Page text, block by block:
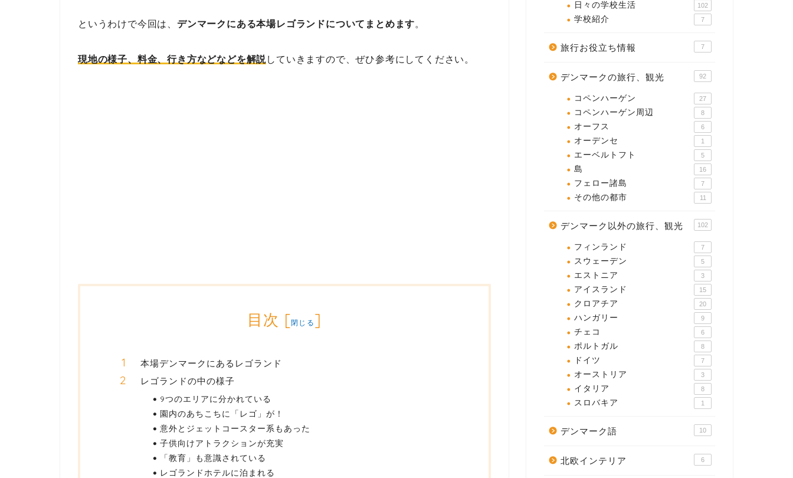
というわけで今回は、 デンマークにある本場レゴランドについてまとめます。
現地の様子、料金、行き方などなどを解説していきますので、ぜひ参考にしてください。
目次 [閉じる ]
本場デンマークにあるレゴランド
レゴランドの中の様子
9つのエリアに分かれている
園内のあちこちに「レゴ」が！
意外とジェットコースター系もあった
子供向けアトラクションが充実
「教育」も意識されている
レゴランドホテルに泊まれる
日々の学校生活 102
学校紹介 7
旅行お役立ち情報 7
デンマークの旅行、観光 92
コペンハーゲン 27
コペンハーゲン周辺 8
オーフス 6
オーデンセ 1
エーベルトフト 5
島 16
フェロー諸島 7
その他の都市 11
デンマーク以外の旅行、観光 102
フィンランド 7
スウェーデン 5
エストニア 3
アイスランド 15
クロアチア 20
ハンガリー 9
チェコ 6
ポルトガル 8
ドイツ 7
オーストリア 3
イタリア 8
スロバキア 1
デンマーク語 10
北欧インテリア 6